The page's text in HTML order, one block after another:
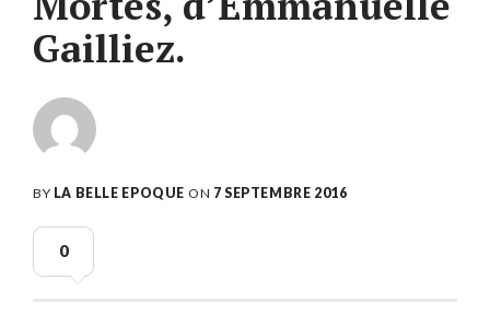
Gailliez.
BY LA BELLE EPOQUE ON 7 SEPTEMBRE 2016
0